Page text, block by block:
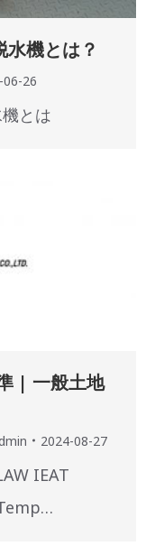
機とは？
06-26
とは
| 一般土地
2024-08-27
IEAT